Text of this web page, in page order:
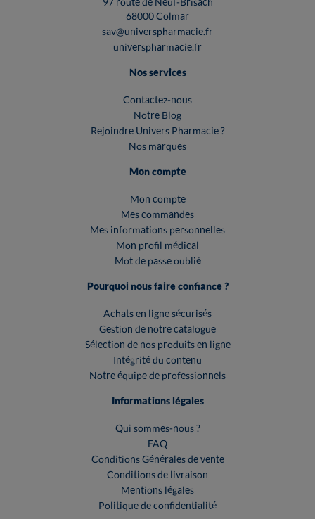
68000 Colmar
sav@universpharmacie.fr
universpharmacie.fr
Nos services
Contactez-nous
Notre Blog
Rejoindre Univers Pharmacie ?
Nos marques
Mon compte
Mon compte
Mes commandes
Mes informations personnelles
Mon profil médical
Mot de passe oublié
Pourquoi nous faire confiance ?
Achats en ligne sécurisés
Gestion de notre catalogue
Sélection de nos produits en ligne
Intégrité du contenu
Notre équipe de professionnels
Informations légales
Qui sommes-nous ?
FAQ
Conditions Générales de vente
Conditions de livraison
Mentions légales
Politique de confidentialité